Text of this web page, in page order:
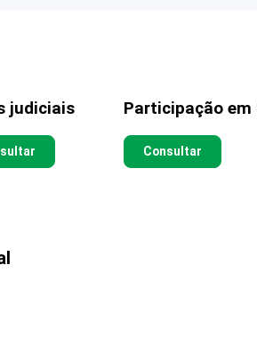
judiciais Participação em
Consultar